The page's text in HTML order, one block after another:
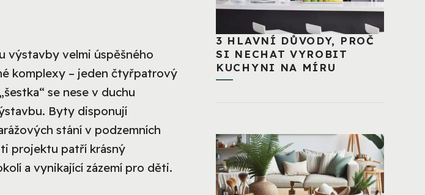
výstavby velmi úspěšného
komplexy – jeden čtyřpatrový
se nese v duchu
Byty disponují
stání v podzemních
projektu patří krásný
a vynikající zázemí pro děti.
3 HLAVNÍ DŮVODY, PROČ
SI NECHAT VYROBIT
KUCHYNI NA MÍRU